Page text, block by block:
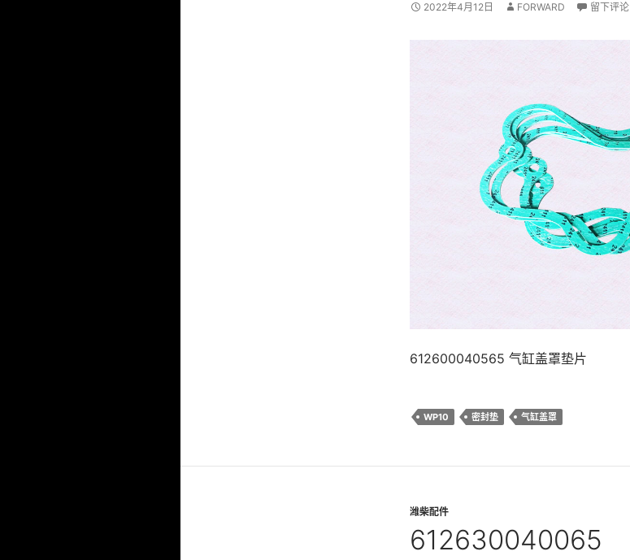
2022年4月12日 FORWARD 留下评论
612600040565 气缸盖罩垫片
WP10 密封垫 气缸盖罩
潍柴配件
612630040065